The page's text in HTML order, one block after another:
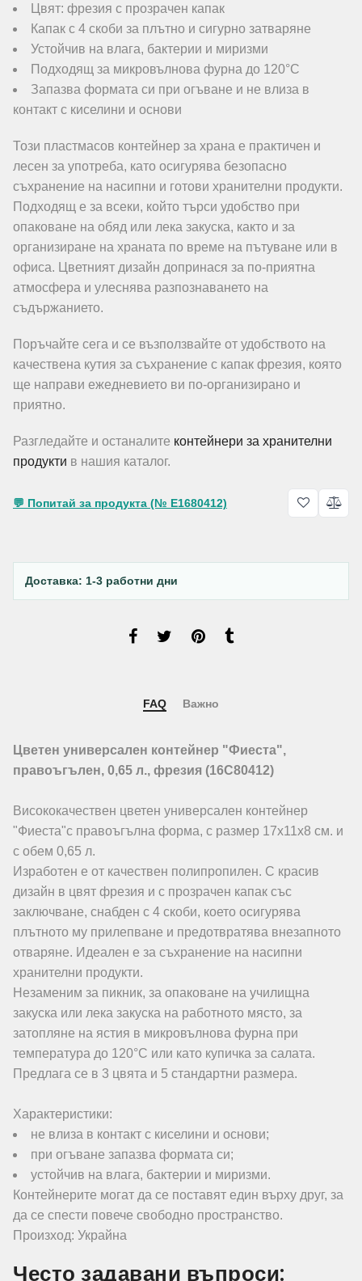
Цвят: фрезия с прозрачен капак
Капак с 4 скоби за плътно и сигурно затваряне
Устойчив на влага, бактерии и миризми
Подходящ за микровълнова фурна до 120°C
Запазва формата си при огъване и не влиза в
контакт с киселини и основи
Този пластмасов контейнер за храна е практичен и
лесен за употреба, като осигурява безопасно
съхранение на насипни и готови хранителни продукти.
Подходящ е за всеки, който търси удобство при
опаковане на обяд или лека закуска, както и за
организиране на храната по време на пътуване или в
офиса. Цветният дизайн допринася за по-приятна
атмосфера и улеснява разпознаването на
съдържанието.
Поръчайте сега и се възползвайте от удобството на
качествена кутия за съхранение с капак фрезия, която
ще направи ежедневието ви по-организирано и
приятно.
Разгледайте и останалите контейнери за хранителни
продукти в нашия каталог.
💬 Попитай за продукта (№ E1680412)
Доставка: 1-3 работни дни
FAQ Важно
Цветен универсален контейнер "Фиеста",
правоъгълен, 0,65 л., фрезия (16C80412)
Висококачествен цветен универсален контейнер
"Фиеста"с правоъгълна форма, с размер 17х11х8 см. и
с обем 0,65 л.
Изработен е от качествен полипропилен. С красив
дизайн в цвят фрезия и с прозрачен капак със
заключване, снабден с 4 скоби, което осигурява
плътното му прилепване и предотвратява внезапното
отваряне. Идеален е за съхранение на насипни
хранителни продукти.
Незаменим за пикник, за опаковане на училищна
закуска или лека закуска на работното място, за
затопляне на ястия в микровълнова фурна при
температура до 120°C или като купичка за салата.
Предлага се в 3 цвята и 5 стандартни размера.
Характеристики:
не влиза в контакт с киселини и основи;
при огъване запазва формата си;
устойчив на влага, бактерии и миризми.
Контейнерите могат да се поставят един върху друг, за
да се спести повече свободно пространство.
Произход: Украйна
Често задавани въпроси: